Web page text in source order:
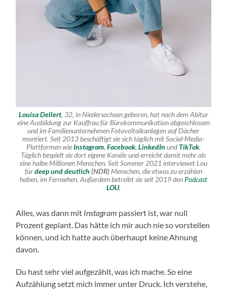
Louisa Dellert, 32, in Niedersachsen geboren, hat nach dem Abitur
eine Ausbildung zur Kauffrau für Bürokommunikation abgeschlossen
und im Familienunternehmen Fotovoltaikanlagen auf Dächer
montiert. Seit 2013 beschäftigt sie sich täglich mit Social-Media-
Plattformen wieInstagram, Facebook, LinkedIn undTikTok.
Täglich bespielt sie dort eigene Kanäle und erreicht damit mehr als
eine halbe Millionen Menschen. Seit Sommer 2021 interviewet Lou
fürdeep und deutlich (NDR) Menschen, die etwas zu erzählen
haben, im Fernsehen. Außerdem betreibt sie seit 2019 den Podcast
LOU.
Alles, was dann mit Instagram passiert ist, war null
Prozent geplant. Das hätte ich mir auch nie so vorstellen
können, und ich hatte auch überhaupt keine Ahnung
davon.
Du hast sehr viel aufgezählt, was ich mache. So eine
Aufzählung setzt mich immer unter Druck. Ich verstehe,